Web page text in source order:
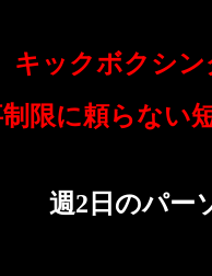
キックボクシ
限に頼らない
週2日のパ